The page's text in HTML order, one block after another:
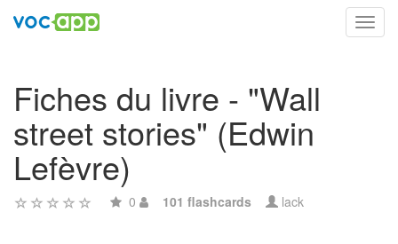
Fiches du livre - "Wall
street stories" (Edwin
Lefèvre)
0 101 flashcards lack